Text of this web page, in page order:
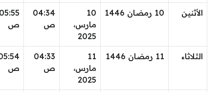
الأثنين 10 رمضان 1446
10
مارس،
2025
04:34
ص
ص
الثلاثاء 11 رمضان 1446
11
مارس،
2025
04:33
ص
ص